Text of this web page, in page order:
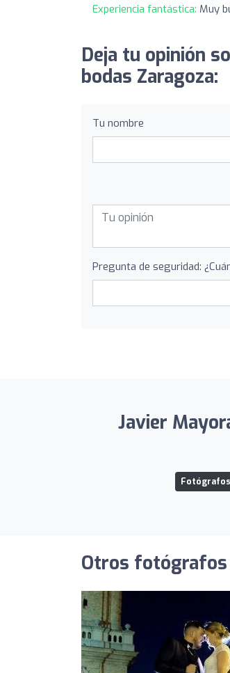
Experiencia fantástica: Muy
Deja tu opinión
bodas Zaragoza:
Tu nombre
Pregunta de seguridad:
Javier
Fotógrafos
Otros fotógrafos